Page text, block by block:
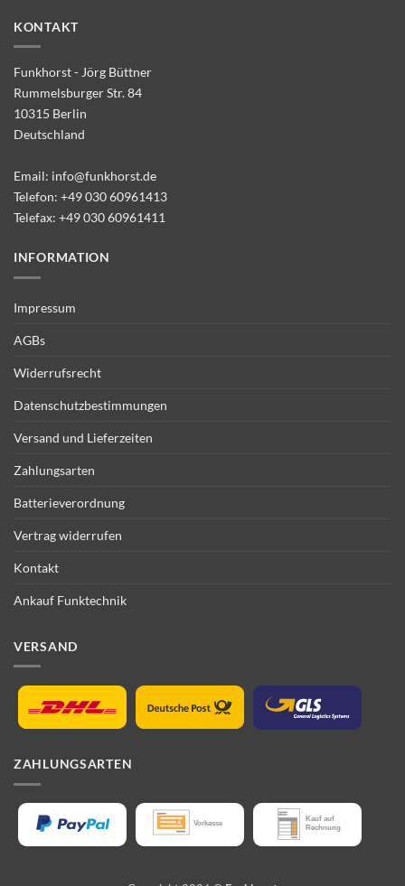
KONTAKT
Funkhorst - Jörg Büttner
Rummelsburger Str. 84
10315 Berlin
Deutschland
Email: info@funkhorst.de
Telefon: +49 030 60961413
Telefax: +49 030 60961411
INFORMATION
Impressum
AGBs
Widerrufsrecht
Datenschutzbestimmungen
Versand und Lieferzeiten
Zahlungsarten
Batterieverordnung
Vertrag widerrufen
Kontakt
Ankauf Funktechnik
VERSAND
ZAHLUNGSARTEN